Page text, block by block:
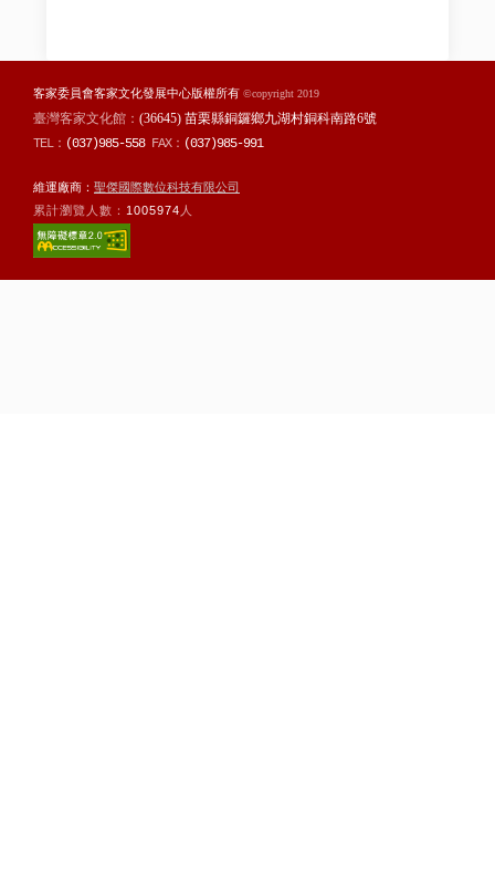
客家委員會客家文化發展中心版權所有 ©copyright 2019
臺灣客家文化館： (36645) 苗栗縣銅鑼鄉九湖村銅科南路6號
TEL： (037)985-558FAX： (037)985-991
維運廠商： 聖傑國際數位科技有限公司
累計瀏覽人數： 1005974 人